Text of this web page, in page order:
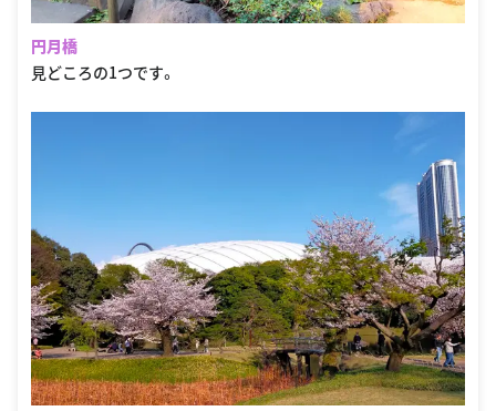
円月橋
見どころの1つです。